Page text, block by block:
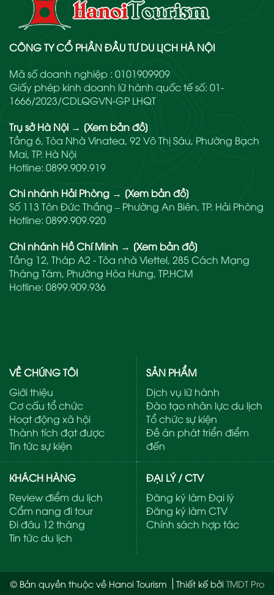
CÔNG TY CỔ PHẦN ĐẦU TƯ DU LỊCH HÀ NỘI
Mã số doanh nghiệp : 0101909909
Giấy phép kinh doanh lữ hành quốc tế số: 01-
1666/2023/CDLQGVN-GP LHQT
Trụ sở Hà Nội → [Xem bản đồ]
Tầng 6, Tòa Nhà Vinatea, 92 Võ Thị Sáu, Phường Bạch
Mai, TP. Hà Nội
Hotline: 0899.909.919
Chi nhánh Hải Phòng → [Xem bản đồ]
Số 113 Tôn Đức Thắng – Phường An Biên, TP. Hải Phòng
Hotline: 0899.909.920
Chi nhánh Hồ Chí Minh → [Xem bản đồ]
Tầng 12, Tháp A2 - Tòa nhà Viettel, 285 Cách Mạng
Tháng Tám, Phường Hòa Hưng, TP.HCM
Hotline: 0899.909.936
VỀ CHÚNG TÔI
Giới thiệu
Cơ cấu tổ chức
Hoạt động xã hội
Thành tích đạt được
Tin tức sự kiện
SẢN PHẨM
Dịch vụ lữ hành
Đào tạo nhân lực du lịch
Tổ chức sự kiện
Đề án phát triển điểm
đến
KHÁCH HÀNG
Review điểm du lịch
Cẩm nang đi tour
Đi đâu 12 tháng
Tin tức du lịch
ĐẠI LÝ / CTV
Đăng ký làm Đại lý
Đăng ký làm CTV
Chính sách hợp tác
© Bản quyền thuộc về Hanoi Tourism Thiết kế bởi TMDT Pro